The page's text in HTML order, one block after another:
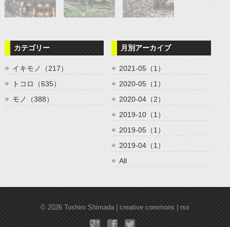
カテゴリー
イキモノ（217）
トコロ（635）
モノ（388）
月別アーカイブ
2021-05（1）
2020-05（1）
2020-04（2）
2019-10（1）
2019-05（1）
2019-04（1）
All
© 2026Toshiro Shimada creative commons rss